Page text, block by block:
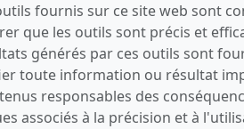
fournis sur ce site web sont
que les outils sont précis et
générés par ces outils sont
toute information ou résultat
responsables des
associés à la précision et à